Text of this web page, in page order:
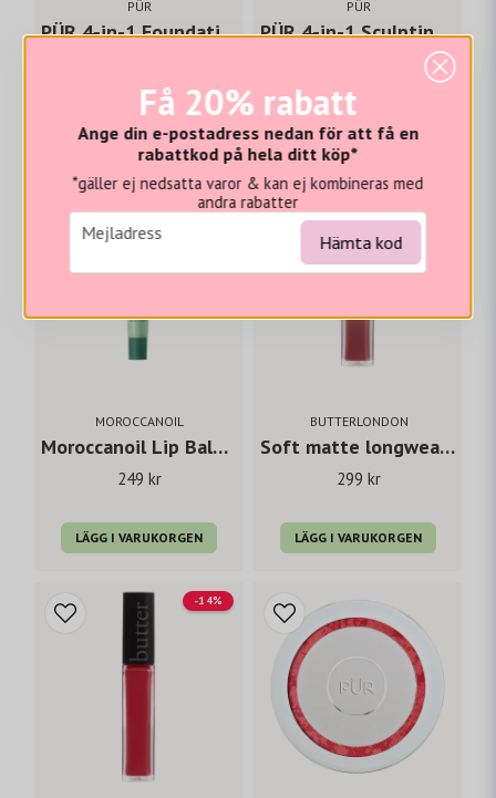
PÜR
PÜR 4-in-1 Foundation Pressed Mineral Makeup Foundation
PÜR
PÜR 4-in-1 Sculpting Concealer
LÄGG I VARUKORGEN
MOROCCANOIL
Moroccanoil Lip Balm Moroccan Mint Tea
249 kr
LÄGG I VARUKORGEN
BUTTERLONDON
Soft matte longwear lipcream Frilly Knickers
299 kr
LÄGG I VARUKORGEN
-14%
Få 20% rabatt
Ange din e-postadress nedan för att få en
rabattkod på hela ditt köp*
*gäller ej nedsatta varor & kan ej kombineras med
andra rabatter
email
Mejladress Hämta kod